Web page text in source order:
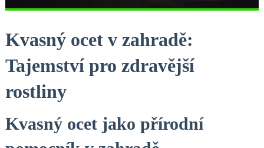
Kvasný ocet v zahradě:
Tajemství ⁢pro zdravější ​
rostliny
Kvasný ocet jako přírodní